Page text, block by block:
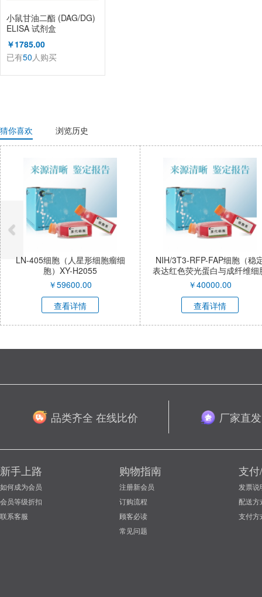
小鼠甘油二酯 (DAG/DG)
ELISA 试剂盒
￥1785.00
已有50人购买
猜你喜欢 浏览历史
LN-405细胞（人星形细胞瘤细
胞）XY-H2055
￥59600.00
查看详情
NIH/3T3-RFP-FAP细胞（稳
表达红色荧光蛋白与成纤维细
激活蛋白α小鼠胚胎成纤维细
胞）XY-M053R-SL
￥40000.00
查看详情
品类齐全 在线比价 厂家直
新手上路
如何成为会员
会员等级折扣
联系客服
购物指南
注册新会员
订购流程
顾客必读
常见问题
支
发票说
配送方
支付方